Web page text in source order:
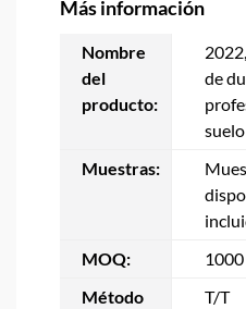
Más información
Nombre
del
producto:
de
Muestras:
MOQ:
Método
T/T